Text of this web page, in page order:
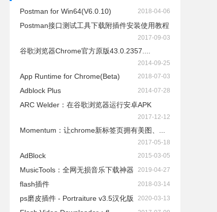
Postman for Win64(V6.0.10) 2018-04-06
Postman接口测试工具下载附插件安装使用教程
2017-09-03
谷歌浏览器Chrome官方原版43.0.2357....
2014-09-25
App Runtime for Chrome(Beta) 2018-07-03
Adblock Plus 2014-07-28
ARC Welder：在谷歌浏览器运行安卓APK
2017-12-12
Momentum：让chrome新标签页拥有美图、...
2017-05-18
AdBlock 2015-03-05
​MusicTools：全网无损音乐下载神器 2019-04-27
flash插件 2018-03-14
ps磨皮插件 - Portraiture v3.5汉化版 2020-03-13